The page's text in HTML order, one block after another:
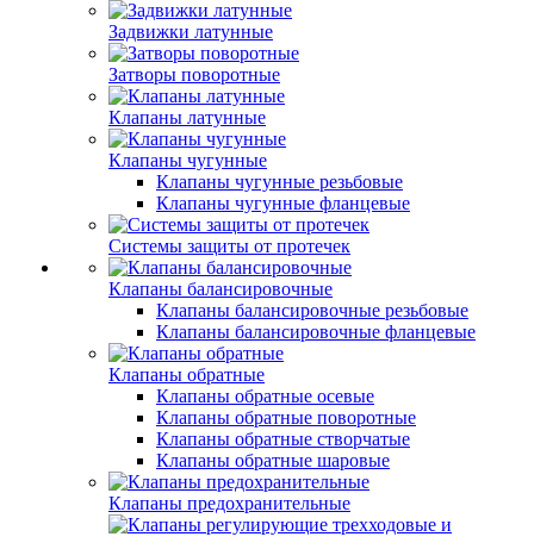
Задвижки латунные
Затворы поворотные
Клапаны латунные
Клапаны чугунные
Клапаны чугунные резьбовые
Клапаны чугунные фланцевые
Системы защиты от протечек
Клапаны балансировочные
Клапаны балансировочные резьбовые
Клапаны балансировочные фланцевые
Клапаны обратные
Клапаны обратные осевые
Клапаны обратные поворотные
Клапаны обратные створчатые
Клапаны обратные шаровые
Клапаны предохранительные